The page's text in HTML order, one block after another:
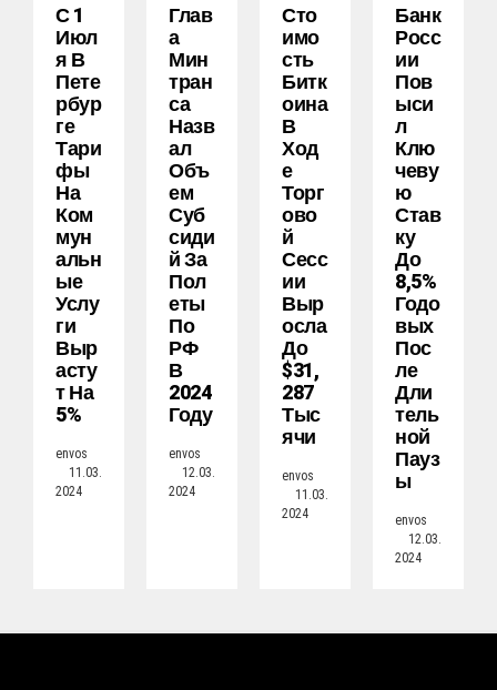
С 1
Июл
Я В
Пете
Рбур
Ге
Тари
Фы
На
Ком
Мун
Альн
Ые
Услу
Ги
Выр
Асту
Т На
5%
envos
11.03.
2024
Глав
А
Мин
Тран
Са
Назв
Ал
Объ
Ем
Суб
Сиди
Й За
Пол
Еты
По
РФ
В
2024
Году
envos
12.03.
2024
Сто
Имо
Сть
Битк
Оина
В
Ход
Е
Торг
Ово
Й
Сесс
Ии
Выр
Осла
До
$31,
287
Тыс
Ячи
envos
11.03.
2024
Банк
Росс
Ии
Пов
Ыси
Л
Клю
Чеву
Ю
Став
Ку
До
8,5%
Годо
Вых
Пос
Ле
Дли
Тель
Ной
Пауз
Ы
envos
12.03.
2024